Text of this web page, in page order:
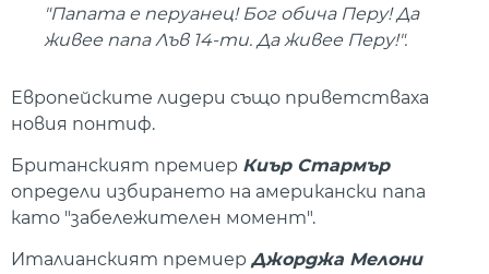
"Папата е перуанец! Бог обича Перу! Да
живее папа Лъв 14-ти. Да живее Перу!".
Европейските лидери също приветстваха
новия понтиф.
Британският премиер Киър Стармър
определи избирането на американски папа
като "забележителен момент".
Италианският премиер Джорджа Мелони